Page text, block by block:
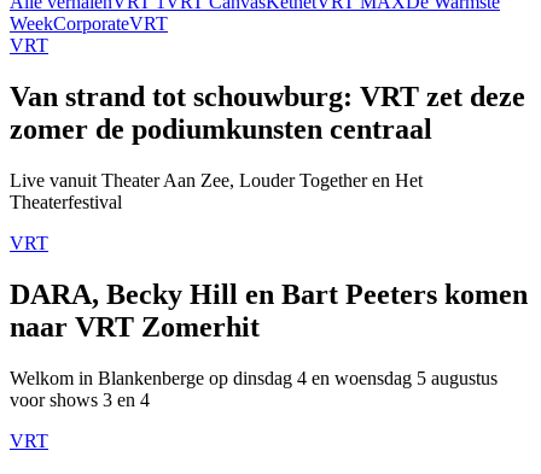
WeekCorporateVRT
VRT
Van strand tot schouwburg: VRT zet deze
zomer de podiumkunsten centraal
Live vanuit Theater Aan Zee, Louder Together en Het
Theaterfestival
VRT
DARA, Becky Hill en Bart Peeters komen
naar VRT Zomerhit
Welkom in Blankenberge op dinsdag 4 en woensdag 5 augustus
voor shows 3 en 4
VRT